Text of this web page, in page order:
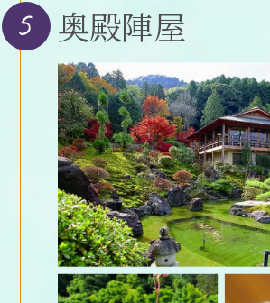
5 奥殿陣屋